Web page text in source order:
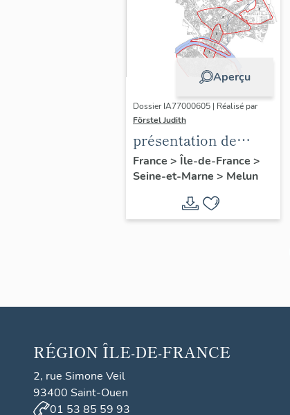
Aperçu
Dossier IA77000605 | Réalisé par
Förstel Judith
présentation de
l'étude du
patrimoine de Melun
France > Île-de-France >
Seine-et-Marne > Melun
RÉGION ÎLE-DE-FRANCE
2, rue Simone Veil
93400 Saint-Ouen
01 53 85 59 93